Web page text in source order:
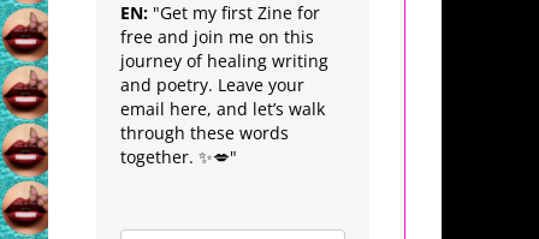
EN: "Get my first Zine for
free and join me on this
journey of healing writing
and poetry. Leave your
email here, and let’s walk
through these words
together. ✨💋"